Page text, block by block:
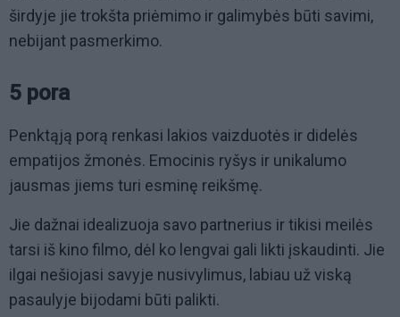
širdyje jie trokšta priėmimo ir galimybės būti savimi,
nebijant pasmerkimo.
5 pora
Penktąją porą renkasi lakios vaizduotės ir didelės
empatijos žmonės. Emocinis ryšys ir unikalumo
jausmas jiems turi esminę reikšmę.
Jie dažnai idealizuoja savo partnerius ir tikisi meilės
tarsi iš kino filmo, dėl ko lengvai gali likti įskaudinti. Jie
ilgai nešiojasi savyje nusivylimus, labiau už viską
pasaulyje bijodami būti palikti.